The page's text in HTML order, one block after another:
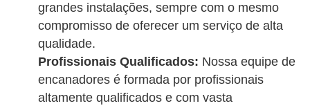
grandes instalações, sempre com o mesmo
compromisso de oferecer um serviço de alta
qualidade.
Profissionais Qualificados: Nossa equipe de
encanadores é formada por profissionais
altamente qualificados e com vasta